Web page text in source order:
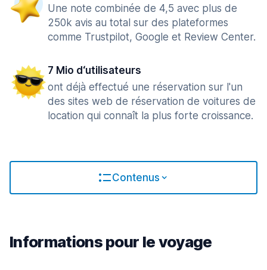
Une note combinée de 4,5 avec plus de
250k avis au total sur des plateformes
comme Trustpilot, Google et Review Center.
7 Mio d‘utilisateurs
ont déjà effectué une réservation sur l'un
des sites web de réservation de voitures de
location qui connaît la plus forte croissance.
Contenus
Informations pour le voyage